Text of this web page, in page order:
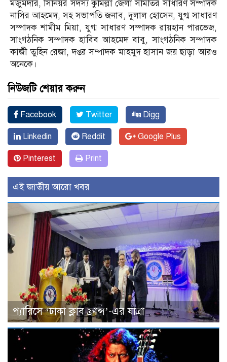
মজুমদার, সিনিয়র সদস্য কুমিল্লা জেলা সমিতির সাধারণ সম্পাদক
নাসির আহমেদ, সহ সভাপতি জনাব, দুলাল হোসেন, যুগ্ম সাধারণ
সম্পাদক শামীম মিয়া, যুগ্ম সাধারণ সম্পাদক রায়হান পারভেজ,
সাংগঠনিক সম্পাদক হাবিব আহমেদ বাবু, সাংগঠনিক সম্পাদক
কাজী তুহিন রেজা, দপ্তর সম্পাদক মাহমুদ হাসান জয় ছাড়া আরও
অনেকে।
নিউজটি শেয়ার করুন
Facebook Twitter Digg
Linkedin Reddit Google Plus
Pinterest Print
এই জাতীয় আরো খবর
প্যারিসে ‘ঢাকা ক্লাব ফ্রান্স’-এর যাত্রা